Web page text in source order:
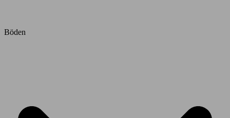
Böden